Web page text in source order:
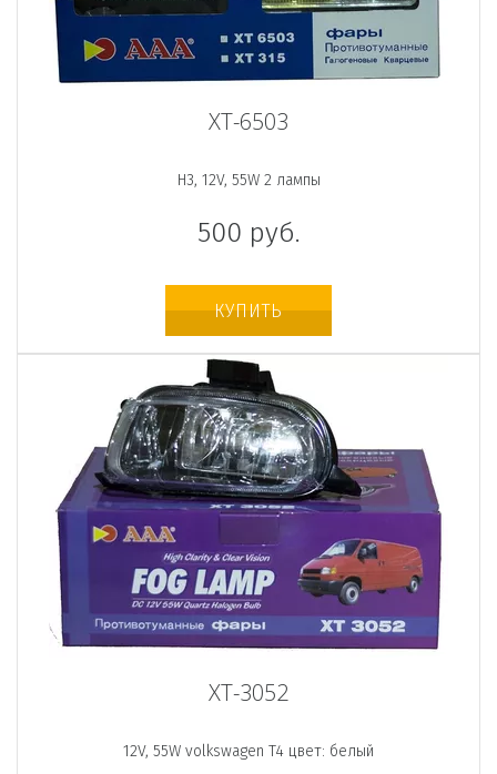
XT-6503
H3, 12V, 55W 2 лампы
500 руб.
КУПИТЬ
XT-3052
12V, 55W volkswagen T4 цвет: белый